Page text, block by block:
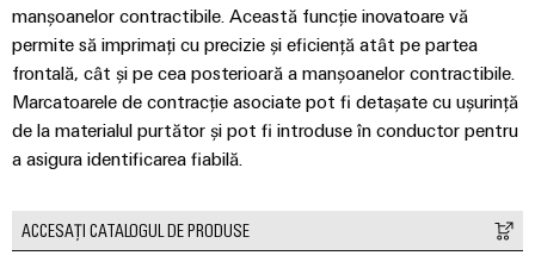
manșoanelor contractibile. Această funcție inovatoare vă
permite să imprimați cu precizie și eficiență atât pe partea
frontală, cât și pe cea posterioară a manșoanelor contractibile.
Marcatoarele de contracție asociate pot fi detașate cu ușurință
de la materialul purtător și pot fi introduse în conductor pentru
a asigura identificarea fiabilă.
ACCESAȚI CATALOGUL DE PRODUSE